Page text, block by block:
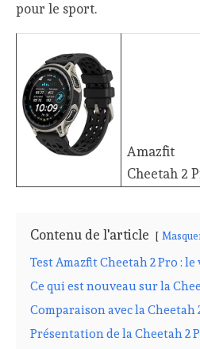
pour le sport.
Amazfit
Cheetah 2
Contenu de l'article
Test Amazfit Cheetah 2 Pro :
Ce qui est nouveau sur la
Comparaison avec la Cheetah
Présentation de la Cheetah 2